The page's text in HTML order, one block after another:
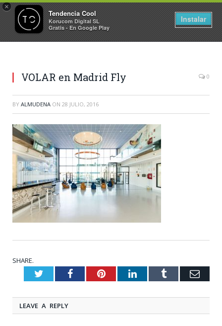
×
Tendencia Cool
Korucom Digital SL
Gratis - En Google Play
Instalar
VOLAR en Madrid Fly 0
BY ALMUDENA ON 28 JULIO, 2016
SHARE.
TwitterFacebookPinterestLinkedInTumblr
LEAVE A REPLY